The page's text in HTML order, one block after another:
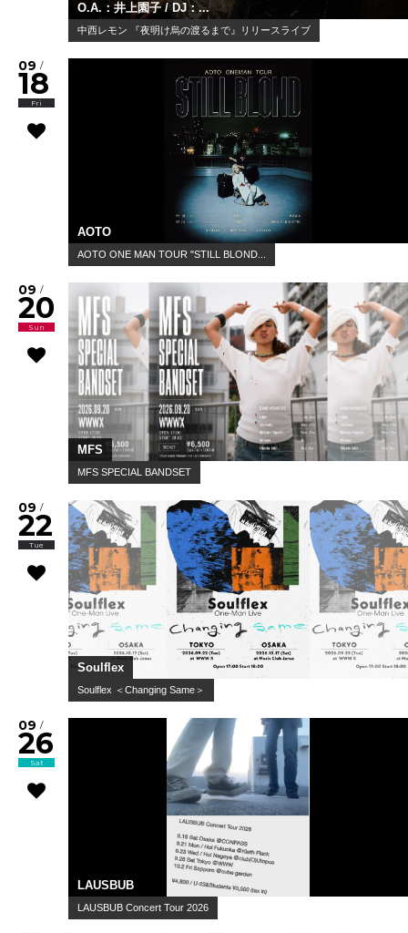
O.A.：井上園子 / DJ：...
中西レモン 『夜明け烏の渡るまで』リリースライブ
09 /
18
Fri
AOTO
AOTO ONE MAN TOUR "STILL BLOND...
09 /
20
Sun
MFS
MFS SPECIAL BANDSET
09 /
22
Tue
Soulflex
Soulflex ＜Changing Same＞
09 /
26
Sat
LAUSBUB
LAUSBUB Concert Tour 2026